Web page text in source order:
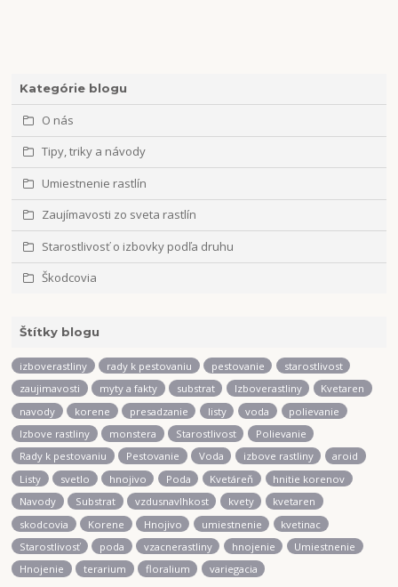
Kategórie blogu
O nás
Tipy, triky a návody
Umiestnenie rastlín
Zaujímavosti zo sveta rastlín
Starostlivosť o izbovky podľa druhu
Škodcovia
Štítky blogu
izboverastliny rady k pestovaniu pestovanie
starostlivost
zaujimavosti
myty a fakty substrat Izboverastliny
Kvetaren
navody
korene presadzanie listy voda
polievanie
Izbove rastliny
monstera Starostlivost
Polievanie
Rady k pestovaniu
Pestovanie Voda izbove rastliny
aroid
Listy
svetlo hnojivo Poda Kvetáreň
hnitie korenov
Navody
Substrat vzdusnavlhkost kvety
kvetaren
skodcovia
Korene Hnojivo umiestnenie
kvetinac
Starostlivosť
poda vzacnerastliny hnojenie
Umiestnenie
Hnojenie
terarium floralium variegacia